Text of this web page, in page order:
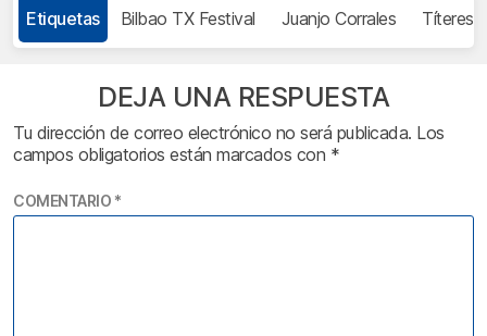
Etiquetas Bilbao TX Festival Juanjo Corrales Títeres
DEJA UNA RESPUESTA
Tu dirección de correo electrónico no será publicada. Los
campos obligatorios están marcados con *
COMENTARIO *